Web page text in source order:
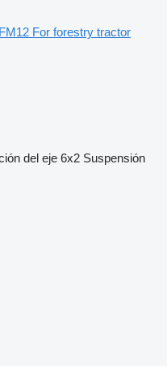
For forestry tractor
del eje 6x2 Suspensión